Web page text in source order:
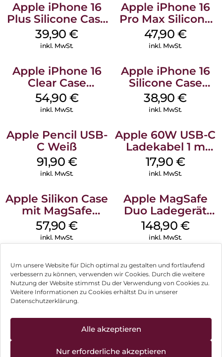
Um unsere Website für Dich optimal zu gestalten und fortlaufend
verbessern zu können, verwenden wir Cookies. Durch die weitere
Nutzung der Website stimmst Du der Verwendung von Cookies zu.
Weitere Informationen zu Cookies erhältst Du in unserer
Datenschutzerklärung.
Alle akzeptieren
Nur erforderliche akzeptieren
Apple iPhone 16
Plus Silicone Case
MagSafe Plum
39,90€
inkl. MwSt.
Apple iPhone 16
Pro Max Silicone
Case MagSafe
Black
47,90 €
inkl. MwSt.
Apple iPhone 16
Clear Case
MagSafe
Transparent
54,90 €
inkl. MwSt.
Apple iPhone 16
Silicone Case
MagSafe
Ultramarine
38,90€
inkl. MwSt.
Apple Pencil USB-
C Weiß
91,90 €
inkl. MwSt.
Apple 60W USB-C
Ladekabel 1 m
Weiß
17,90 €
inkl. MwSt.
Apple Silikon Case
mit MagSafe
iPhone 14 Pro
(PRODUCT)RED
57,90€
inkl. MwSt.
Apple MagSafe
Duo Ladegerät
Weiß
148,90 €
inkl. MwSt.
Impressum